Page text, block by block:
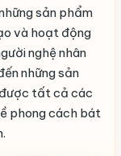
sản phẩm
và hoạt động
nghệ nhân
những sản
tất cả các
phong cách bát